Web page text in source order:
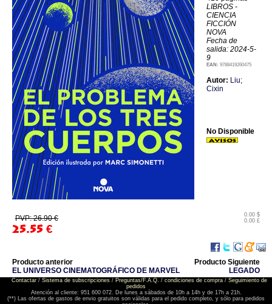
LIBROS -
CIENCIA
FICCIÓN
NOVA
Fecha de
salida: 2024-5-
9
EAN: 9788419260475
Autor: Liu;
Cixin
PVP: 26.90 €
25.55 €
0.00 $
0.00 £
No Disponible
Producto anterior
EL UNIVERSO CINEMATOGRÁFICO DE MARVEL
Producto Siguiente
LEGADO
Contactar/ Sistema de subscripciones/ Preguntas/F.A.Q. / condiciones de compra/ Seguimiento de
pedidos
Atención al cliente: 951 600 072. De lunes a sábados de 10h a 14h y de 17h a 21h.
(**) Las ofertas de gastos de envio gratuitos son válidas para el pedido completo, y sólo para pedidos